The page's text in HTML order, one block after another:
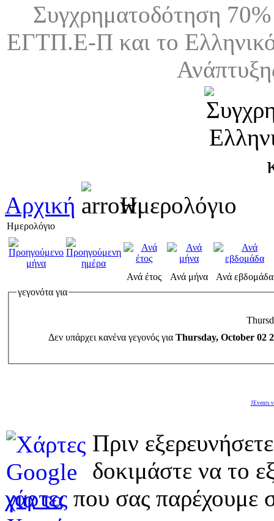
Συγχρηματοδότηση
ΕΓΤΠ.Ε-Π και το
Αρχική Ημερολόγιο
Ημερολόγιο
Ανά έτος Ανά μήνα
Ανά εβδομάδα
γεγονότα για
Δεν υπάρχει κανένα γεγονός για Thursday, October 02
JEvents
Πριν
δοκιμάστε να το
χάρτες που σας παρέχουμε